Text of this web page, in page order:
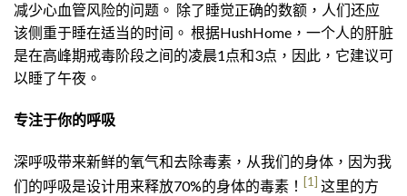
减少心血管风险的问题。 除了睡觉正确的数额，人们还应
该侧重于睡在适当的时间。 根据HushHome，一个人的肝脏
是在高峰期戒毒阶段之间的凌晨1点和3点，因此，它建议可
以睡了午夜。
专注于你的呼吸
深呼吸带来新鲜的氧气和去除毒素，从我们的身体，因为我
们的呼吸是设计用来释放70%的身体的毒素！ [1] 这里的方